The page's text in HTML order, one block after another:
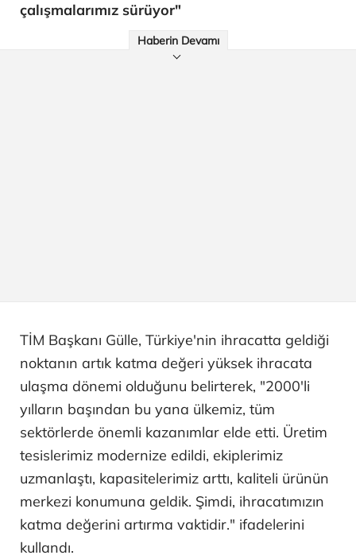
çalışmalarımız sürüyor"
Haberin Devamı
TİM Başkanı Gülle, Türkiye'nin ihracatta geldiği
noktanın artık katma değeri yüksek ihracata
ulaşma dönemi olduğunu belirterek, "2000'li
yılların başından bu yana ülkemiz, tüm
sektörlerde önemli kazanımlar elde etti. Üretim
tesislerimiz modernize edildi, ekiplerimiz
uzmanlaştı, kapasitelerimiz arttı, kaliteli ürünün
merkezi konumuna geldik. Şimdi, ihracatımızın
katma değerini artırma vaktidir." ifadelerini
kullandı.